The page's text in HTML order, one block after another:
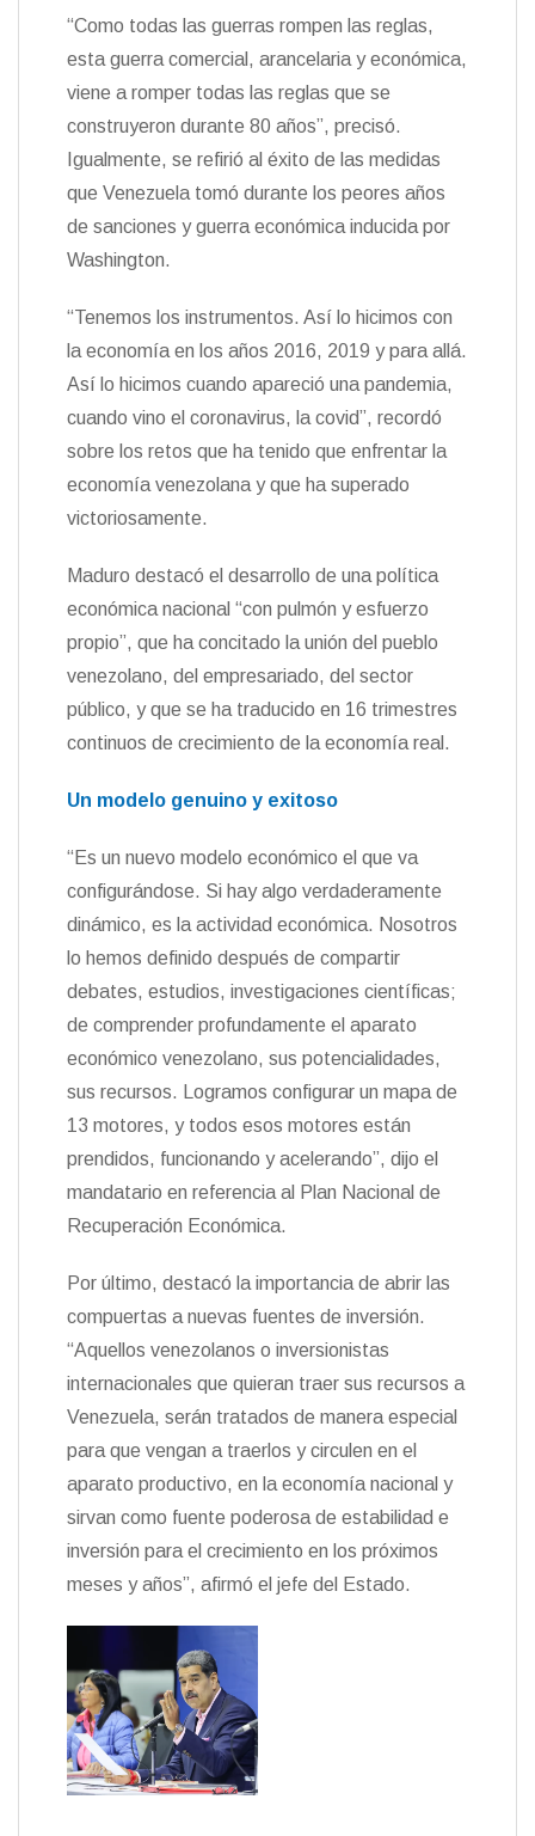
“Como todas las guerras rompen las reglas,
esta guerra comercial, arancelaria y económica,
viene a romper todas las reglas que se
construyeron durante 80 años”, precisó.
Igualmente, se refirió al éxito de las medidas
que Venezuela tomó durante los peores años
de sanciones y guerra económica inducida por
Washington.
“Tenemos los instrumentos. Así lo hicimos con
la economía en los años 2016, 2019 y para allá.
Así lo hicimos cuando apareció una pandemia,
cuando vino el coronavirus, la covid”, recordó
sobre los retos que ha tenido que enfrentar la
economía venezolana y que ha superado
victoriosamente.
Maduro destacó el desarrollo de una política
económica nacional “con pulmón y esfuerzo
propio”, que ha concitado la unión del pueblo
venezolano, del empresariado, del sector
público, y que se ha traducido en 16 trimestres
continuos de crecimiento de la economía real.
Un modelo genuino y exitoso
“Es un nuevo modelo económico el que va
configurándose. Si hay algo verdaderamente
dinámico, es la actividad económica. Nosotros
lo hemos definido después de compartir
debates, estudios, investigaciones científicas;
de comprender profundamente el aparato
económico venezolano, sus potencialidades,
sus recursos. Logramos configurar un mapa de
13 motores, y todos esos motores están
prendidos, funcionando y acelerando”, dijo el
mandatario en referencia al Plan Nacional de
Recuperación Económica.
Por último, destacó la importancia de abrir las
compuertas a nuevas fuentes de inversión.
“Aquellos venezolanos o inversionistas
internacionales que quieran traer sus recursos a
Venezuela, serán tratados de manera especial
para que vengan a traerlos y circulen en el
aparato productivo, en la economía nacional y
sirvan como fuente poderosa de estabilidad e
inversión para el crecimiento en los próximos
meses y años”, afirmó el jefe del Estado.